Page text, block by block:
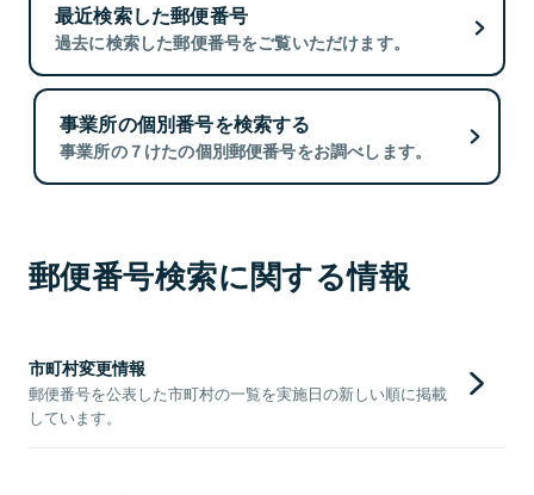
最近検索した郵便番号
過去に検索した郵便番号をご覧いただけます。
事業所の個別番号を検索する
事業所の７けたの個別郵便番号をお調べします。
郵便番号検索に関する情報
市町村変更情報
郵便番号を公表した市町村の一覧を実施日の新しい順に掲載
しています。